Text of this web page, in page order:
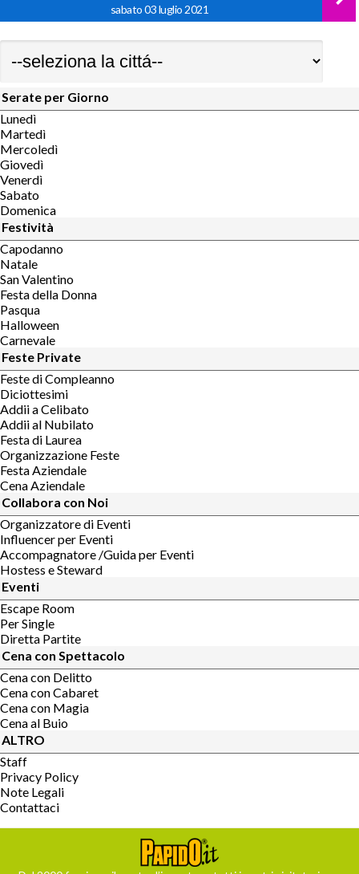
sabato 03 luglio 2021
Serate per Giorno
Lunedì
Martedì
Mercoledì
Giovedì
Venerdì
Sabato
Domenica
Festività
Capodanno
Natale
San Valentino
Festa della Donna
Pasqua
Halloween
Carnevale
Feste Private
Feste di Compleanno
Diciottesimi
Addii a Celibato
Addii al Nubilato
Festa di Laurea
Organizzazione Feste
Festa Aziendale
Cena Aziendale
Collabora con Noi
Organizzatore di Eventi
Influencer per Eventi
Accompagnatore /Guida per Eventi
Hostess e Steward
Eventi
Escape Room
Per Single
Diretta Partite
Cena con Spettacolo
Cena con Delitto
Cena con Cabaret
Cena con Magia
Cena al Buio
ALTRO
Staff
Privacy Policy
Note Legali
Contattaci